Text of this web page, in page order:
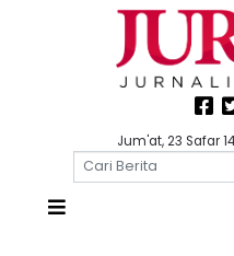
Jum'at, 23 Safar